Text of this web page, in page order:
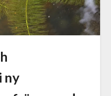
ny